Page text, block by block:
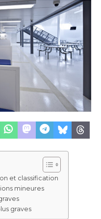
et classification
mineures
graves